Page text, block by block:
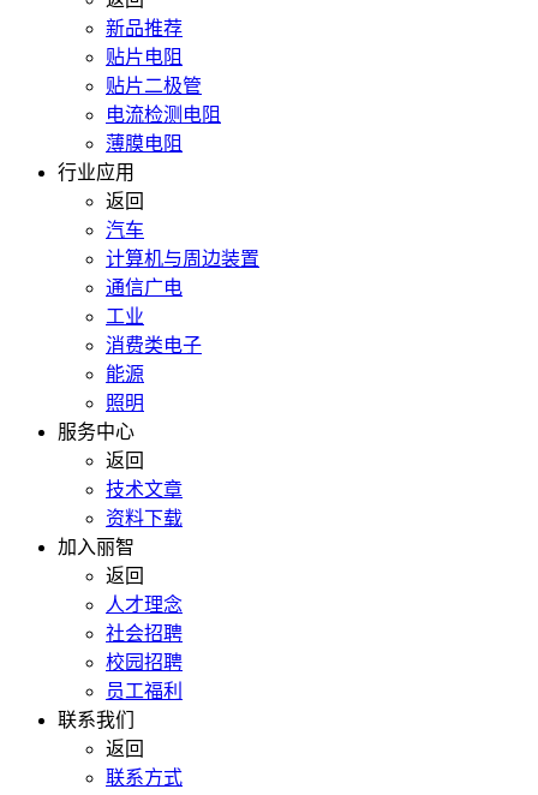
新品推荐
贴片电阻
贴片二极管
电流检测电阻
薄膜电阻
行业应用
返回
汽车
计算机与周边装置
通信广电
工业
消费类电子
能源
照明
服务中心
返回
技术文章
资料下载
加入丽智
返回
人才理念
社会招聘
校园招聘
员工福利
联系我们
返回
联系方式